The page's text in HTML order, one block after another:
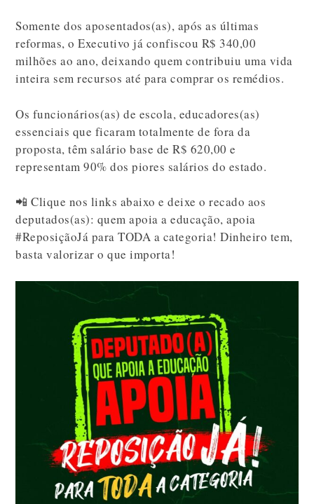
Somente dos aposentados(as), após as últimas
reformas, o Executivo já confiscou R$ 340,00
milhões ao ano, deixando quem contribuiu uma vida
inteira sem recursos até para comprar os remédios.
Os funcionários(as) de escola, educadores(as)
essenciais que ficaram totalmente de fora da
proposta, têm salário base de R$ 620,00 e
representam 90% dos piores salários do estado.
📲 Clique nos links abaixo e deixe o recado aos
deputados(as): quem apoia a educação, apoia
#ReposiçãoJá para TODA a categoria! Dinheiro tem,
basta valorizar o que importa!